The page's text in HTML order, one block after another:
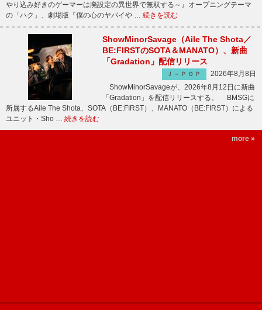
やり込み好きのゲーマーは廃設定の異世界で無双する～』オープニングテーマ
の「ハク」、劇場版『僕の心のヤバイや … 続きを読む
ShowMinorSavage（Aile The Shota／
BE:FIRSTのSOTA＆MANATO）、新曲
「Gradation」配信リリース
Ｊ－ＰＯＰ
2026年8月8日
ShowMinorSavageが、2026年8月12日に新曲
「Gradation」を配信リリースする。 BMSGに
所属するAile The Shota、SOTA（BE:FIRST）、MANATO（BE:FIRST）による
ユニット・Sho … 続きを読む
more »